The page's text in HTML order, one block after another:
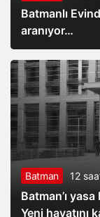
Batmanlı
aranıyor…
Batman 12
Batman’ı
Yeni hayatını